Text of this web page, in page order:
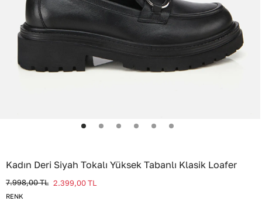
Kadın Deri Siyah Tokalı Yüksek Tabanlı Klasik Loafer
7.998,00TL 2.399,00TL
RENK